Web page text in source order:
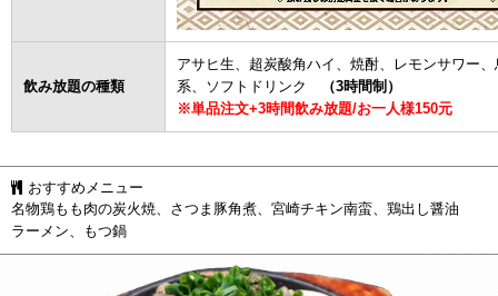
飲み放題の種類
アサヒ生、超炭酸角ハイ、焼酎、レモンサワー
系、ソフトドリンク
（3時間制）
※単品注文+3時間飲み放題/お一人様150元
おすすめメニュー
名物鶏もも肉の炭火焼、さつま豚角煮、宮崎チキン南蛮、鶏出し醤油
ラーメン、もつ鍋